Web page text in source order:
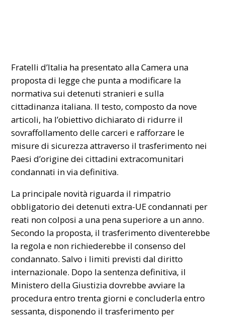
Fratelli d’Italia ha presentato alla Camera una
proposta di legge che punta a modificare la
normativa sui detenuti stranieri e sulla
cittadinanza italiana. Il testo, composto da nove
articoli, ha l’obiettivo dichiarato di ridurre il
sovraffollamento delle carceri e rafforzare le
misure di sicurezza attraverso il trasferimento nei
Paesi d’origine dei cittadini extracomunitari
condannati in via definitiva.
La principale novità riguarda il rimpatrio
obbligatorio dei detenuti extra-UE condannati per
reati non colposi a una pena superiore a un anno.
Secondo la proposta, il trasferimento diventerebbe
la regola e non richiederebbe il consenso del
condannato. Salvo i limiti previsti dal diritto
internazionale. Dopo la sentenza definitiva, il
Ministero della Giustizia dovrebbe avviare la
procedura entro trenta giorni e concluderla entro
sessanta, disponendo il trasferimento per